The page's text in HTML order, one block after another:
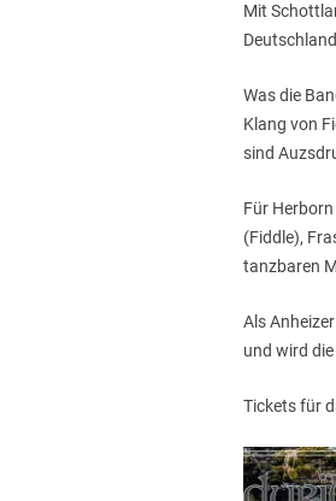
Mit
Was die
Klang von
sind
Für
(Fiddle),
tanzbaren
Als
und wird
Tickets für